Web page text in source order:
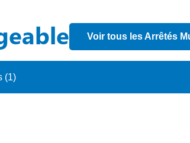
Voir tous les Arrêtés
(1)